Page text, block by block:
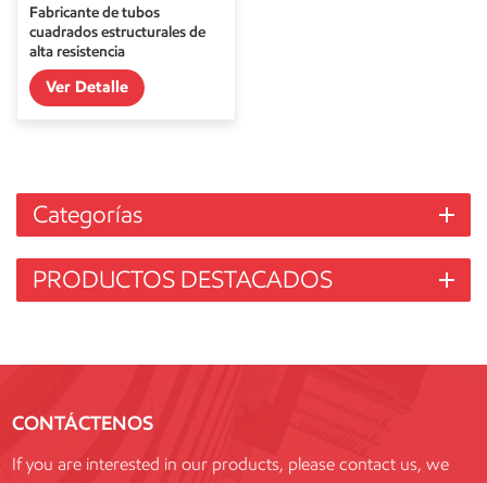
Fabricante de tubos
cuadrados estructurales de
alta resistencia
Ver Detalle
Categorías
PRODUCTOS DESTACADOS
CONTÁCTENOS
If you are interested in our products, please contact us, we